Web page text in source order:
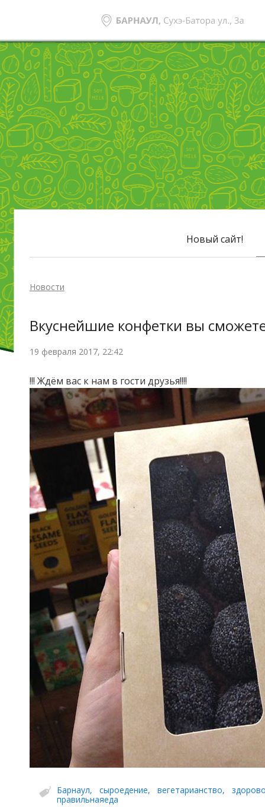
Новый сайт!
Новости
Вкуснейшие конфетки вы
19 февраля 2017, 22:42
!!! Ждём вас к нам в гости друзья!!!!
Барнаул, сыроедение, вегетарианство,
правильнаяеда